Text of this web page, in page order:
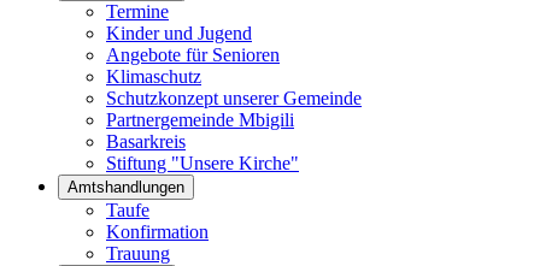
Termine
Kinder und Jugend
Angebote für Senioren
Klimaschutz
Schutzkonzept unserer Gemeinde
Partnergemeinde Mbigili
Basarkreis
Stiftung "Unsere Kirche"
Amtshandlungen
Taufe
Konfirmation
Trauung